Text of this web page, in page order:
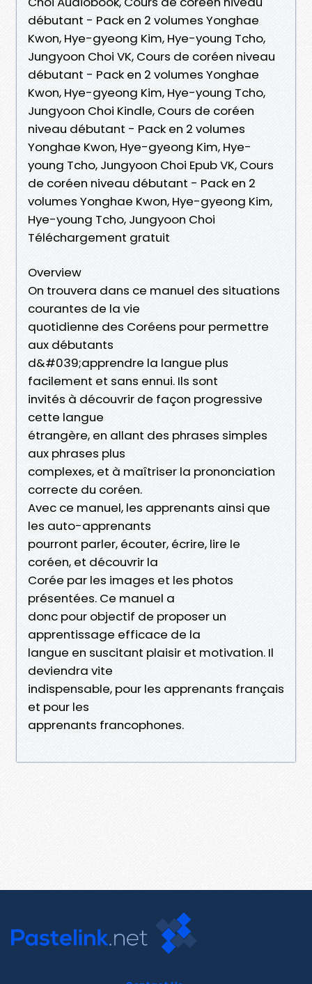
débutant - Pack en 2 volumes Yonghae
Kwon, Hye-gyeong Kim, Hye-young Tcho,
Jungyoon Choi VK, Cours de coréen niveau
débutant - Pack en 2 volumes Yonghae
Kwon, Hye-gyeong Kim, Hye-young Tcho,
Jungyoon Choi Kindle, Cours de coréen
niveau débutant - Pack en 2 volumes
Yonghae Kwon, Hye-gyeong Kim, Hye-
young Tcho, Jungyoon Choi Epub VK, Cours
de coréen niveau débutant - Pack en 2
volumes Yonghae Kwon, Hye-gyeong Kim,
Hye-young Tcho, Jungyoon Choi
Téléchargement gratuit
Overview
On trouvera dans ce manuel des situations
courantes de la vie
quotidienne des Coréens pour permettre
aux débutants
d&#039;apprendre la langue plus
facilement et sans ennui. Ils sont
invités à découvrir de façon progressive
cette langue
étrangère, en allant des phrases simples
aux phrases plus
complexes, et à maîtriser la prononciation
correcte du coréen.
Avec ce manuel, les apprenants ainsi que
les auto-apprenants
pourront parler, écouter, écrire, lire le
coréen, et découvrir la
Corée par les images et les photos
présentées. Ce manuel a
donc pour objectif de proposer un
apprentissage efficace de la
langue en suscitant plaisir et motivation. Il
deviendra vite
indispensable, pour les apprenants français
et pour les
apprenants francophones.